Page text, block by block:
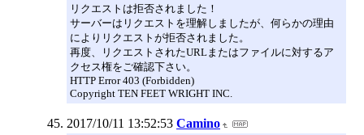
リクエストは拒否されました！
サーバーはリクエストを理解しましたが、何らかの理由
によりリクエストが拒否されました。
再度、リクエストされたURLまたはファイルに対するア
クセス権をご確認下さい。
HTTP Error 403 (Forbidden)
Copyright TEN FEET WRIGHT INC.
2017/10/11 13:52:53 Camino